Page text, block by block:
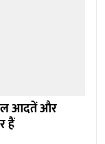
आदतें और
हैं